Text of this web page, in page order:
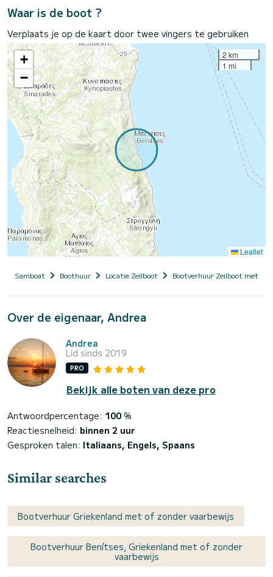
Waar is de boot ?
Verplaats je op de kaart door twee vingers te gebruiken
+
−
2 km
1 mi
Leaflet
Samboat Boothuur Locatie Zeilboot Bootverhuur Zeilboot met
Over de eigenaar, Andrea
Andrea
Lid sinds 2019
PRO
Bekijk alle boten van deze pro
Antwoordpercentage: 100 %
Reactiesnelheid: binnen 2 uur
Gesproken talen: Italiaans, Engels, Spaans
Similar searches
Bootverhuur Griekenland met of zonder vaarbewijs
Bootverhuur Benítses, Griekenland met of zonder
vaarbewijs